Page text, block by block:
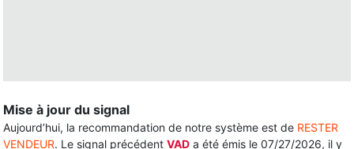
Mise à jour du signal
Aujourd’hui, la recommandation de notre système est de RESTER
VENDEUR. Le signal précédent VAD a été émis le 07/27/2026, il y